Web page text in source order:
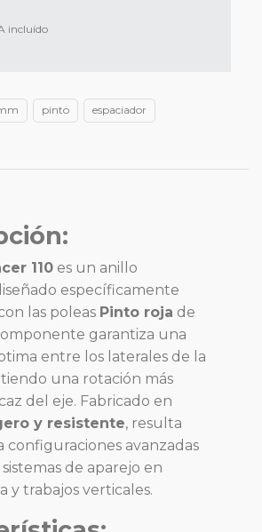
incluído
pinto espaciador
110 es un anillo
específicamente
las poleas Pinto roja de
garantiza una
entre los laterales de la
una rotación más
del eje. Fabricado en
y resistente, resulta
configuraciones avanzadas
de aparejo en
y trabajos verticales.